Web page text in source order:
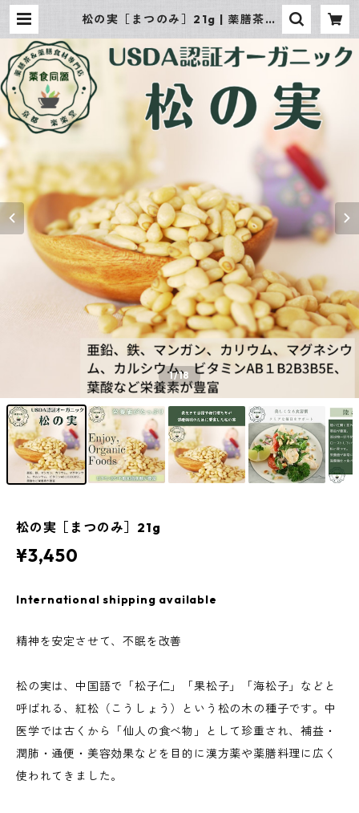
松の実［まつのみ］21g | 薬膳茶＆
1/18
松の実［まつのみ］21g
¥3,450
International shipping available
精神を安定させて、不眠を改善
松の実は、中国語で「松子仁」「果松子」「海松子」などと
呼ばれる、紅松（こうしょう）という松の木の種子です。中
医学では古くから「仙人の食べ物」として珍重され、補益・
潤肺・通便・美容効果などを目的に漢方薬や薬膳料理に広く
使われてきました。